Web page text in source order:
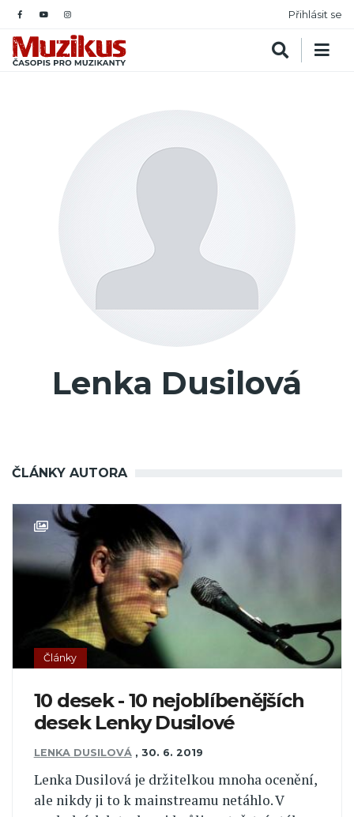
Přihlásit se
Lenka Dusilová
ČLÁNKY AUTORA
Články
10 desek - 10 nejoblíbenějších
desek Lenky Dusilové
LENKA DUSILOVÁ , 30. 6. 2019
Lenka Dusilová je držitelkou mnoha ocenění,
ale nikdy ji to k mainstreamu netáhlo. V